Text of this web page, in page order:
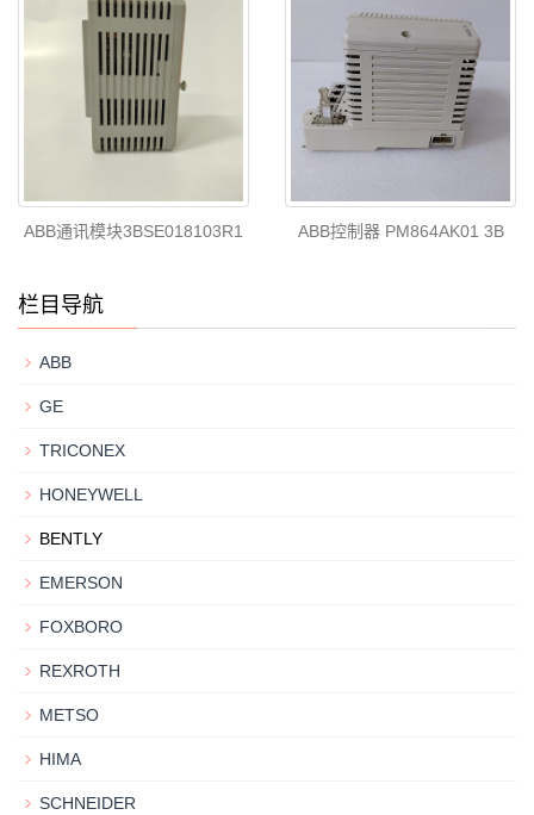
ABB通讯模块3BSE018103R1 ABB控制器 PM864AK01 3B
栏目导航
ABB
GE
TRICONEX
HONEYWELL
BENTLY
EMERSON
FOXBORO
REXROTH
METSO
HIMA
SCHNEIDER